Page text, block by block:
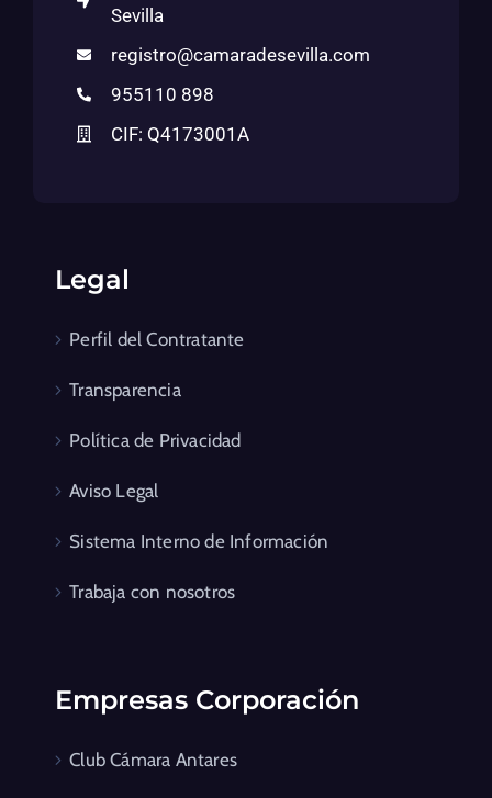
Sevilla
registro@camaradesevilla.com
955110 898
CIF: Q4173001A
Legal
Perfil del Contratante
Transparencia
Política de Privacidad
Aviso Legal
Sistema Interno de Información
Trabaja con nosotros
Empresas Corporación
Club Cámara Antares